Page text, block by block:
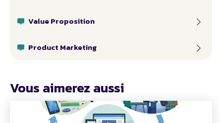
Value Proposition
Product Marketing
Vous aimerez aussi